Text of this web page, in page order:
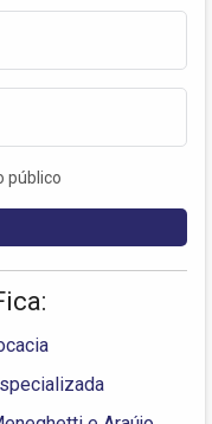
público